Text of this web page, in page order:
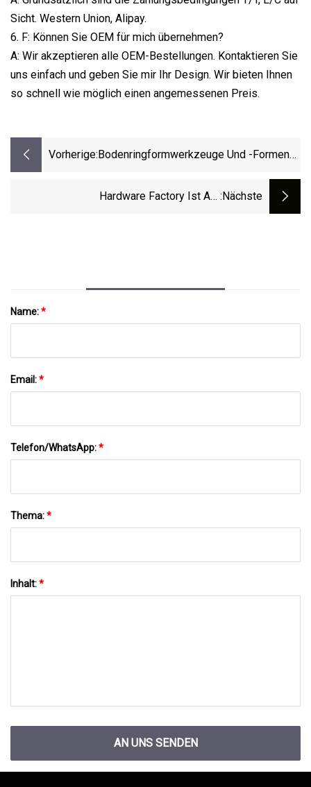
Sicht. Western Union, Alipay.
6. F: Können Sie OEM für mich übernehmen?
A: Wir akzeptieren alle OEM-Bestellungen. Kontaktieren Sie
uns einfach und geben Sie mir Ihr Design. Wir bieten Ihnen
so schnell wie möglich einen angemessenen Preis.
Vorherige: Bodenringformwerkzeuge Und -formen
Flüssiggasflaschen
Hardware Factory Ist Auf :nächste
Name:*
Email:*
Telefon/WhatsApp:*
Thema:*
Inhalt:*
AN UNS SENDEN